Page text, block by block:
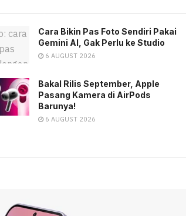
Cara Bikin Pas Foto Sendiri Pakai
Gemini AI, Gak Perlu ke Studio
6 AUGUST 2026
Bakal Rilis September, Apple
Pasang Kamera di AirPods
Barunya!
6 AUGUST 2026